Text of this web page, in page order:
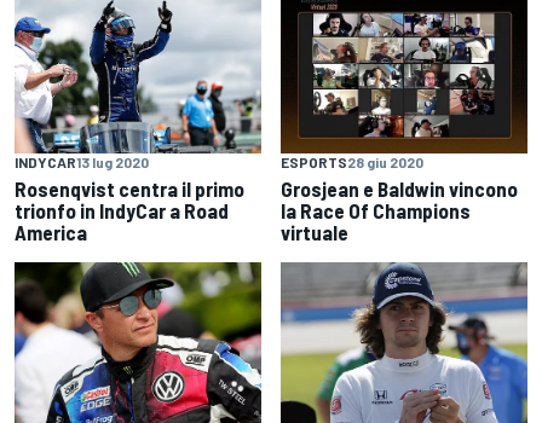
INDYCAR13 lug 2020
Rosenqvist centra il primo
trionfo in IndyCar a Road
America
ESPORTS28 giu 2020
Grosjean e Baldwin vincono
la Race Of Champions
virtuale